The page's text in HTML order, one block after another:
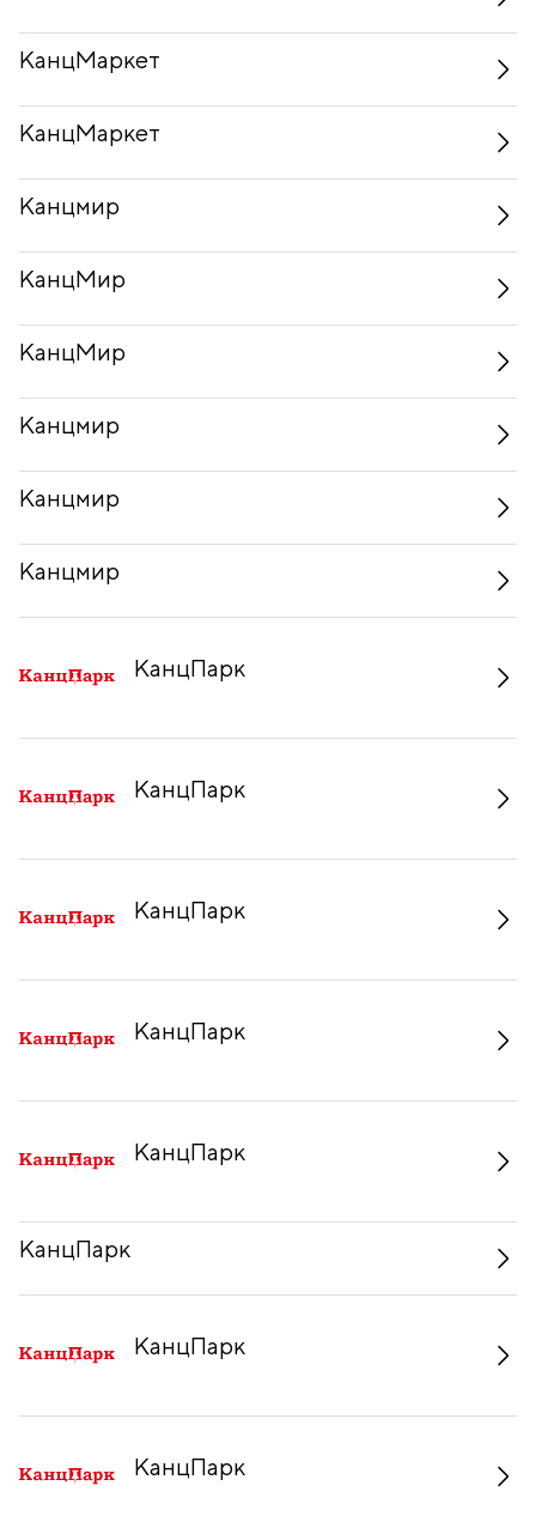
КанцМаркет
КанцМаркет
Канцмир
КанцМир
КанцМир
Канцмир
Канцмир
Канцмир
КанцПарк
КанцПарк
КанцПарк
КанцПарк
КанцПарк
КанцПарк
КанцПарк
КанцПарк